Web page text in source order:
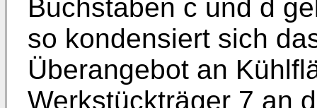
Buchstaben c und d
so kondensiert sich
Überangebot an
Werkstückträger 7 an